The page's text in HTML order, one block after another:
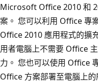
Microsoft Office 2010 和
案。 您可以利用 Office 專
Office 2010 應用程式的擴
用者電腦上不需要 Office
力。 您也可以使用 Office
Office 方案部署至電腦上